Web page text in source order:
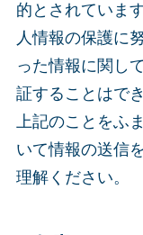
的とされていま
人情報の保護に
った情報に関し
証することはで
上記のことをふ
いて情報の送信
理解ください。